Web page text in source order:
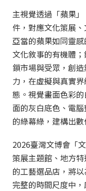
主視覺透過「蘋果
件，對應文化策展
亞當的蘋果如同靈
文化敘事的有機體
鎖市場與受眾，創
力，在虛擬與真實
態。視覺畫面色彩
面的灰白底色、電
的綠幕綠，建構出
2026臺灣文博會「
策展主題館、地方
的工藝選品店，將
完整的時間尺度中